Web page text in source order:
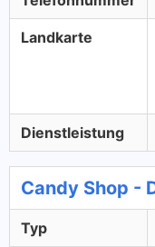
Landkarte
Dienstleistung
Candy Shop -
Typ